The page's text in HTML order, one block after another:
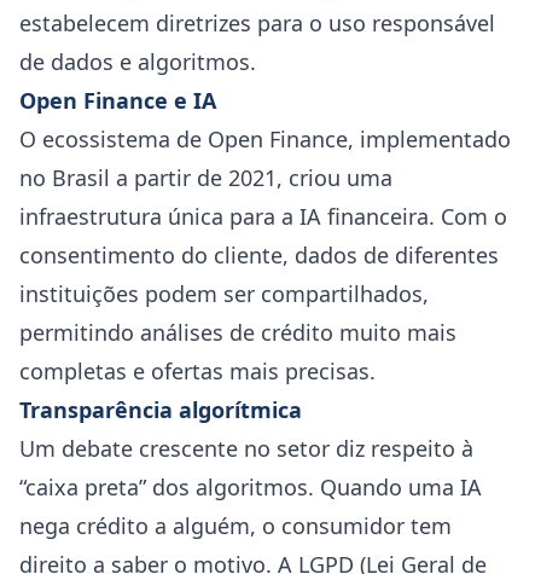
estabelecem diretrizes para o uso responsável
de dados e algoritmos.
Open Finance e IA
O ecossistema de Open Finance, implementado
no Brasil a partir de 2021, criou uma
infraestrutura única para a IA financeira. Com o
consentimento do cliente, dados de diferentes
instituições podem ser compartilhados,
permitindo análises de crédito muito mais
completas e ofertas mais precisas.
Transparência algorítmica
Um debate crescente no setor diz respeito à
“caixa preta” dos algoritmos. Quando uma IA
nega crédito a alguém, o consumidor tem
direito a saber o motivo. A LGPD (Lei Geral de